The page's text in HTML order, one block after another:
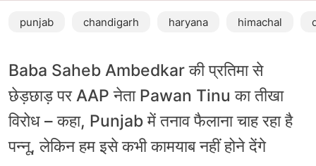
punjab chandigarh haryana himachal
Baba Saheb Ambedkar की प्रतिमा से
छेड़छाड़ पर AAP नेता Pawan Tinu का तीखा
विरोध – कहा, Punjab में तनाव फैलाना चाह रहा है
पन्नू, लेकिन हम इसे कभी कामयाब नहीं होने देंगे